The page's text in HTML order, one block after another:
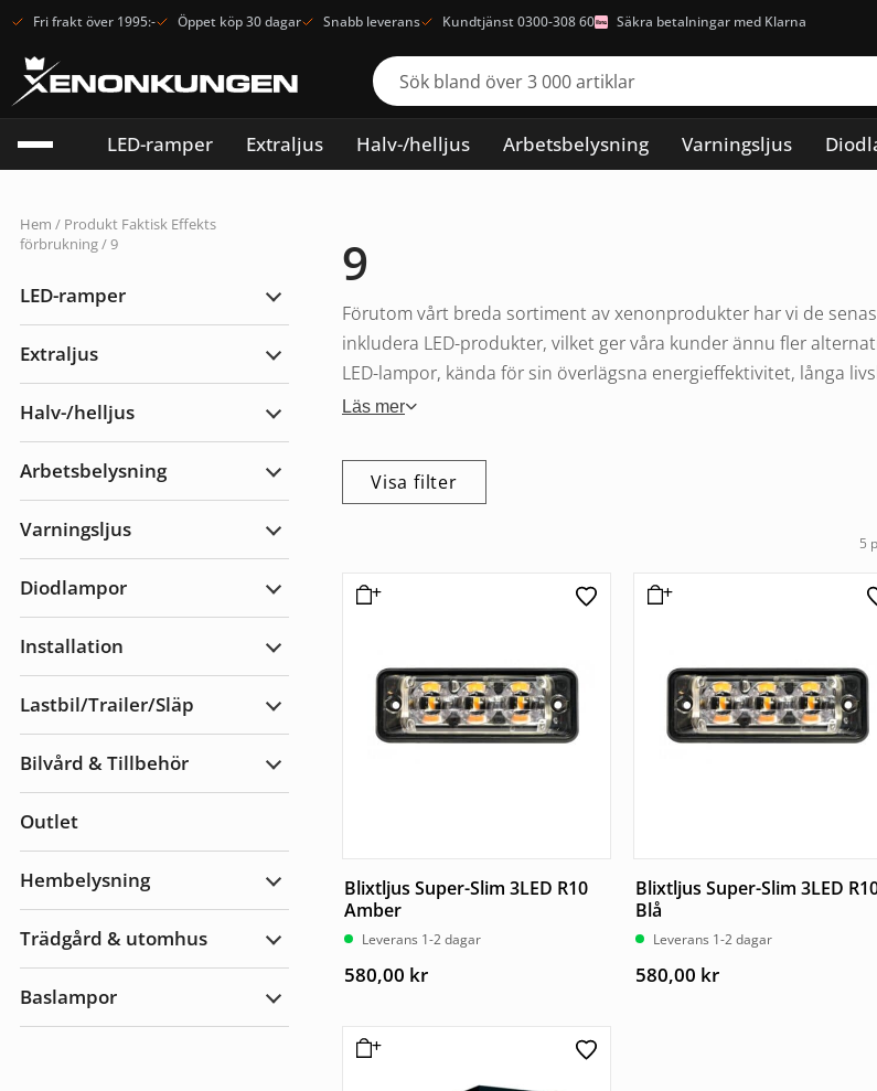
Fri frakt över 1995:- Öppet köp 30 dagar Snabb leverans Kundtjänst 0300-308 60 Säkra betalningar med Klarna
LED-ramper Extraljus Halv-/helljus Arbetsbelysning Varningsljus
Hem / Produkt Faktisk Effekts
förbrukning / 9
LED-ramper
Expandera
Extraljus
Expandera
Halv-/helljus
Expandera
Arbetsbelysning
Expandera
Varningsljus
Expandera
Diodlampor
Expandera
Installation
Expandera
Lastbil/Trailer/Släp
Expandera
Lastbil/Trailer/Släp
Bilvård & Tillbehör
Expandera
Outlet
Hembelysning
Expandera
Hembelysning
Trädgård & utomhus
Expandera
utomhus
Baslampor
Expandera
9
Förutom vårt breda sortiment av xenonprodukter har vi de
inkludera LED-produkter, vilket ger våra kunder ännu fler
LED-lampor, kända för sin överlägsna energieffektivitet, långa
Läs mer
Visa filter
5
Blixtljus Super-Slim 3LED R10
Amber
Leverans 1-2 dagar
580,00 kr
Blixtljus Super-Slim 3LED
Blå
Leverans 1-2 dagar
580,00 kr